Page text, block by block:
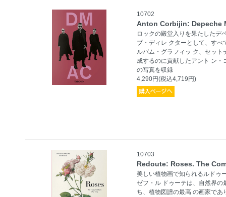
10702
Anton Corbijin: Depeche
ロックの殿堂入りを果たしたデ
ブ・ディレ クターとして、す
ルバム・グラフィッ ク、セッ
成するのに貢献したアント ン
の写真を収録
4,290円(税込4,719円)
10703
Redoute: Roses. The
美しい植物画で知られるルドゥ
ゼフ・ル ドゥーテは、自然界
ち、植物図譜の最高 の画家で